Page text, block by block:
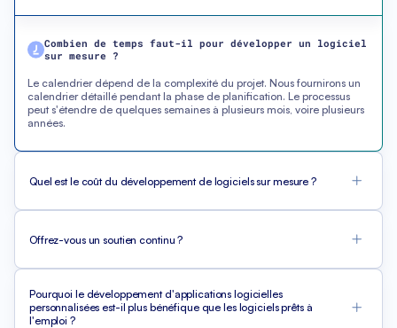
Combien de temps faut-il pour développer un logiciel
sur mesure ?
Le calendrier dépend de la complexité du projet. Nous fournirons un
calendrier détaillé pendant la phase de planification. Le processus
peut s'étendre de quelques semaines à plusieurs mois, voire plusieurs
années.
Quel est le coût du développement de logiciels sur mesure ?
Offrez-vous un soutien continu ?
Pourquoi le développement d'applications logicielles
personnalisées est-il plus bénéfique que les logiciels prêts à
l'emploi ?